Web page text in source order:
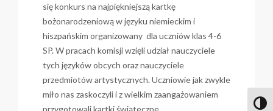
się konkurs na najpiękniejszą kartkę
bożonarodzeniową w języku niemieckim i
hiszpańskim organizowany dla uczniów klas 4-6
SP. W pracach komisji wzięli udział nauczyciele
tych języków obcych oraz nauczyciele
przedmiotów artystycznych. Uczniowie jak zwykle
miło nas zaskoczyli i z wielkim zaangażowaniem
przygotowali kartki świąteczne